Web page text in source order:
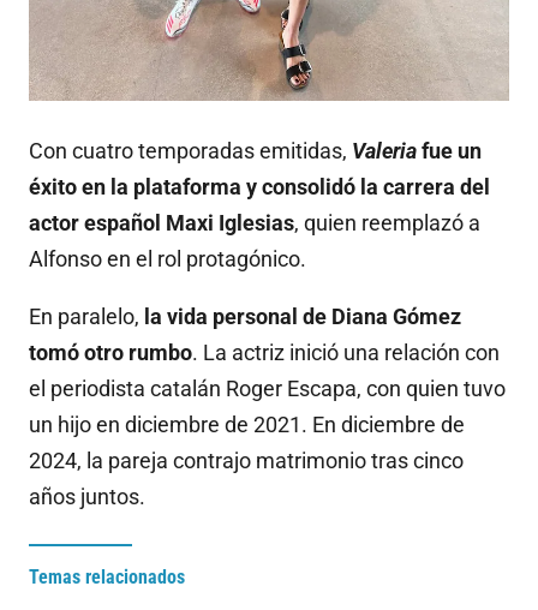
Con cuatro temporadas emitidas, Valeriafue un
éxito en la plataforma y consolidó la carrera del
actor español Maxi Iglesias, quien reemplazó a
Alfonso en el rol protagónico.
En paralelo, la vida personal de Diana Gómez
tomó otro rumbo. La actriz inició una relación con
el periodista catalán Roger Escapa, con quien tuvo
un hijo en diciembre de 2021. En diciembre de
2024, la pareja contrajo matrimonio tras cinco
años juntos.
Temas relacionados